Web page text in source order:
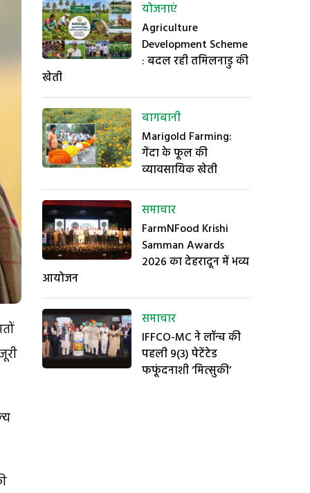
योजनाएं
Agriculture
Development Scheme
: बदल रही तमिलनाडु की
खेती
बागबानी
Marigold Farming:
गेंदा के फूल की
व्यावसायिक खेती
समाचार
FarmNFood Krishi
Samman Awards
2026 का देहरादून में भव्य
आयोजन
समाचार
IFFCO-MC ने लॉन्च की
पहली 9(3) पेटेंटेड
फफूंदनाशी ‘मित्सुकी’